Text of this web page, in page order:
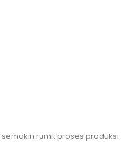
rumit proses produksi